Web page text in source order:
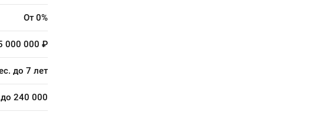
От 0%
000 000 ₽
до 7 лет
до 240 000